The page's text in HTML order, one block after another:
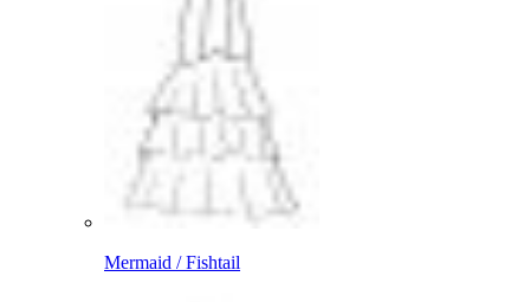
Mermaid / Fishtail